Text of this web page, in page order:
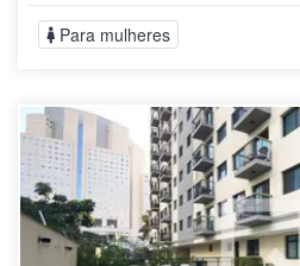
Para mulheres